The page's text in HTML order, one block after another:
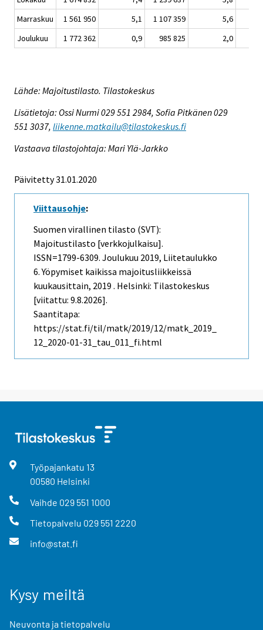
Marraskuu
1 561 950 5,1 1 107 359 5,6
Joulukuu
1 772 362 0,9 985 825 2,0
Lähde: Majoitustilasto. Tilastokeskus
Lisätietoja: Ossi Nurmi 029 551 2984, Sofia Pitkänen 029
551 3037, liikenne.matkailu@tilastokeskus.fi
Vastaava tilastojohtaja: Mari Ylä-Jarkko
Päivitetty 31.01.2020
Viittausohje:
Suomen virallinen tilasto (SVT):
Majoitustilasto [verkkojulkaisu].
ISSN=1799-6309. Joulukuu 2019, Liitetaulukko
6. Yöpymiset kaikissa majoitusliikkeissä
kuukausittain, 2019 . Helsinki: Tilastokeskus
[viitattu: 9.8.2026].
Saantitapa:
https://stat.fi/til/matk/2019/12/matk_2019_
12_2020-01-31_tau_011_fi.html
Työpajankatu 13
00580 Helsinki
Vaihde 029 551 1000
Tietopalvelu 029 551 2220
info@stat.fi
Kysy meiltä
Neuvonta ja tietopalvelu